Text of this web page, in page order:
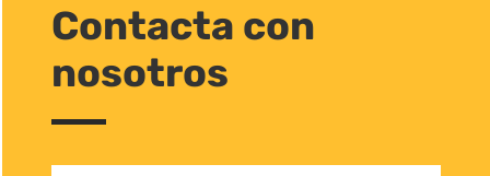
Contacta con
nosotros